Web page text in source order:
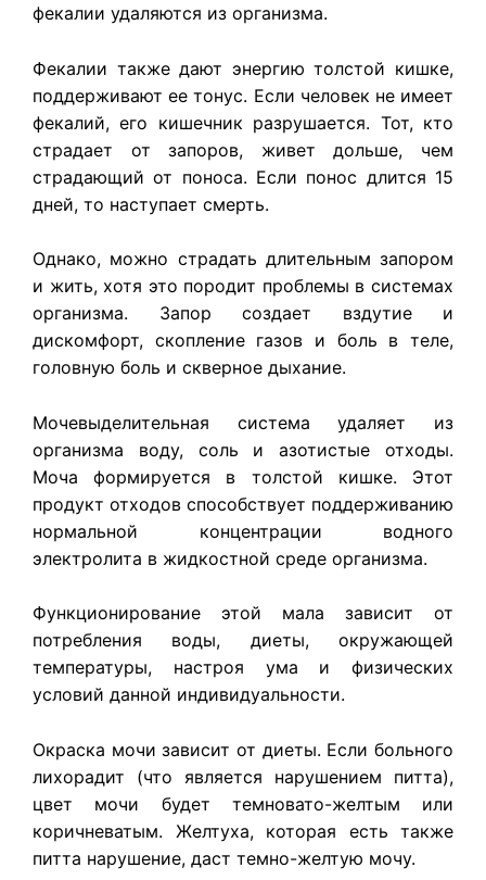
фекалии удаляются из организма.
Фекалии также дают энергию толстой кишке,
поддерживают ее тонус. Если человек не имеет
фекалий, его кишечник разрушается. Тот, кто
страдает от запоров, живет дольше, чем
страдающий от поноса. Если понос длится 15
дней, то наступает смерть.
Однако, можно страдать длительным запором
и жить, хотя это породит проблемы в системах
организма. Запор создает вздутие и
дискомфорт, скопление газов и боль в теле,
головную боль и скверное дыхание.
Мочевыделительная система удаляет из
организма воду, соль и азотистые отходы.
Моча формируется в толстой кишке. Этот
продукт отходов способствует поддерживанию
нормальной концентрации водного
электролита в жидкостной среде организма.
Функционирование этой мала зависит от
потребления воды, диеты, окружающей
температуры, настроя ума и физических
условий данной индивидуальности.
Окраска мочи зависит от диеты. Если больного
лихорадит (что является нарушением питта),
цвет мочи будет темновато-желтым или
коричневатым. Желтуха, которая есть также
питта нарушение, даст темно-желтую мочу.